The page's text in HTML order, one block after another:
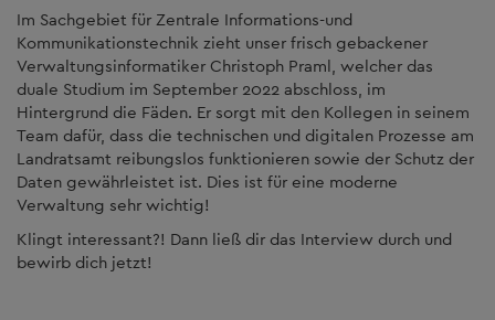
Im Sachgebiet für Zentrale Informations-und
Kommunikationstechnik zieht unser frisch gebackener
Verwaltungsinformatiker Christoph Praml, welcher das
duale Studium im September 2022 abschloss, im
Hintergrund die Fäden. Er sorgt mit den Kollegen in seinem
Team dafür, dass die technischen und digitalen Prozesse am
Landratsamt reibungslos funktionieren sowie der Schutz der
Daten gewährleistet ist. Dies ist für eine moderne
Verwaltung sehr wichtig!
Klingt interessant?! Dann ließ dir das Interview durch und
bewirb dich jetzt!